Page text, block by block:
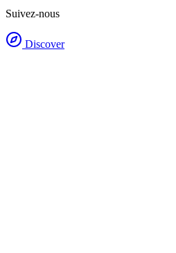
Suivez-nous
Discover